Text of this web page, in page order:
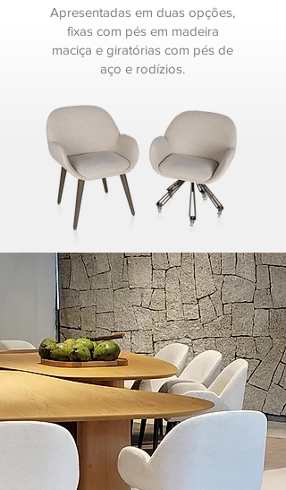
Apresentadas em duas opções,
fixas com pés em madeira
maciça e giratórias com pés de
aço e rodízios.